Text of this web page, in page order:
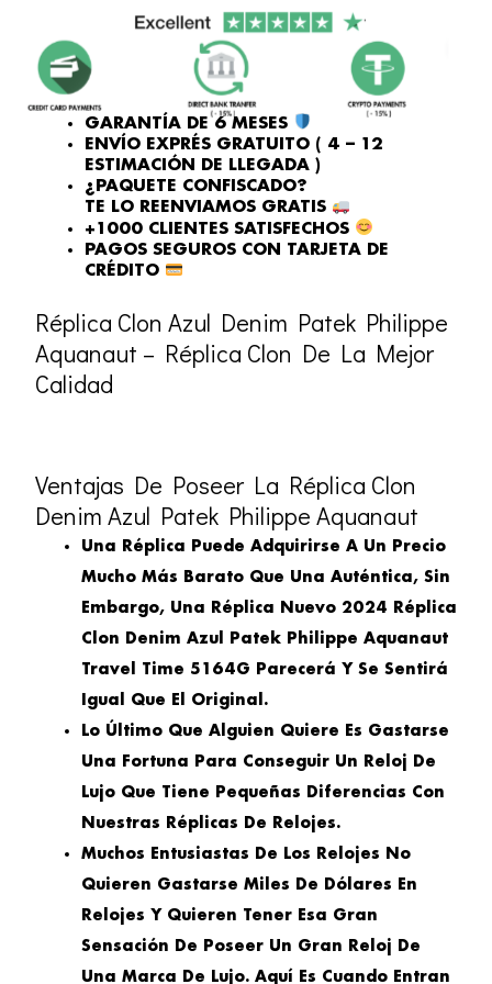
ORIGINAL
ERA:
£275.20.
ACTUAL
£215.00.
GARANTÍA DE 6 MESES
ENVÍO EXPRÉS GRATUITO ( 4 – 12
ESTIMACIÓN DE LLEGADA )
¿PAQUETE CONFISCADO?
TE LO REENVIAMOS GRATIS
+1000 CLIENTES SATISFECHOS
PAGOS SEGUROS CON TARJETA DE
CRÉDITO
Réplica Clon Azul Denim Patek Philippe
Aquanaut – Réplica Clon De La Mejor
Calidad
Ventajas De Poseer La Réplica Clon
Denim Azul Patek Philippe Aquanaut
Una Réplica Puede Adquirirse A Un Precio
Mucho Más Barato Que Una Auténtica, Sin
Embargo, Una Réplica Nuevo 2024 Réplica
Clon Denim Azul Patek Philippe Aquanaut
Travel Time 5164G Parecerá Y Se Sentirá
Igual Que El Original.
Lo Último Que Alguien Quiere Es Gastarse
Una Fortuna Para Conseguir Un Reloj De
Lujo Que Tiene Pequeñas Diferencias Con
Nuestras Réplicas De Relojes.
Muchos Entusiastas De Los Relojes No
Quieren Gastarse Miles De Dólares En
Relojes Y Quieren Tener Esa Gran
Sensación De Poseer Un Gran Reloj De
Una Marca De Lujo. Aquí Es Cuando Entran